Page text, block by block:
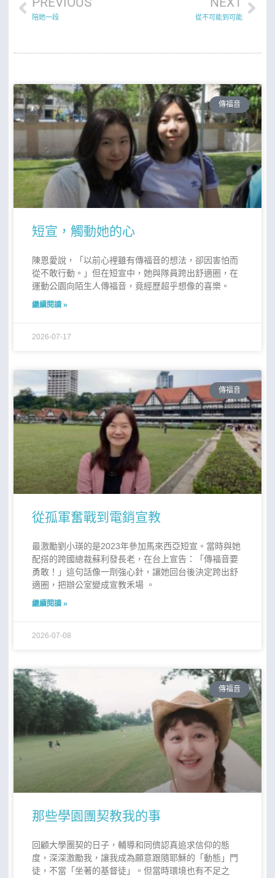
陪她一段 從不可能到可能
傳福音
短宣，觸動她的心
陳恩愛說，「以前心裡雖有傳福音的想法，卻因害怕而
從不敢行動。」但在短宣中，她與隊員跨出舒適圈，在
運動公園向陌生人傳福音，竟經歷超乎想像的喜樂。
繼續閱讀 »
2026-07-17
傳福音
從孤軍奮戰到電銷宣教
最激勵劉小瑛的是2023年參加馬來西亞短宣。當時與她
配搭的跨國總裁蘇利發長老，在台上宣告：「傳福音要
勇敢！」這句話像一劑強心針，讓她回台後決定跨出舒
適圈，把辦公室變成宣教禾場 。
繼續閱讀 »
2026-07-08
傳福音
那些學園團契教我的事
回顧大學團契的日子，輔導和同儕認真追求信仰的態
度，深深激勵我，讓我成為願意跟隨耶穌的「動態」門
徒，不當「坐著的基督徒」。但當時環境也有不足之